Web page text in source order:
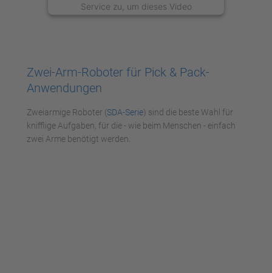
Service zu, um dieses Video
anzusehen.
Management Platform
Zwei-Arm-Roboter für Pick & Pack-
Anwendungen
Zweiarmige Roboter (SDA-Serie) sind die beste Wahl für
knifflige Aufgaben, für die - wie beim Menschen - einfach
zwei Arme benötigt werden.